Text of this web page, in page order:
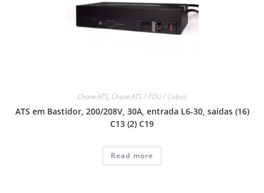
Chave ATS, Chave ATS / PDU / Cabos
ATS em Bastidor, 200/208V, 30A, entrada L6-30, saídas (16)
C13 (2) C19
Read more